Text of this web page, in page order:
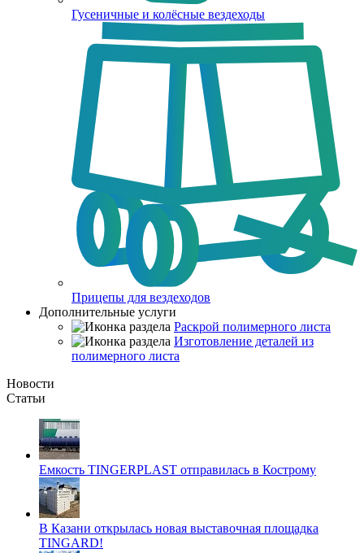
Гусеничные и колёсные вездеходы
Прицепы для вездеходов
Дополнительные услуги
Раскрой полимерного листа
Изготовление деталей из
полимерного листа
Новости
Статьи
Емкость TINGERPLAST отправилась в Кострому
В Казани открылась новая выставочная площадка
TINGARD!